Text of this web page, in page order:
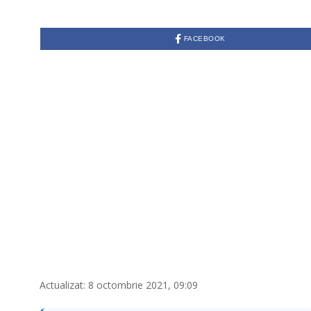
FACEBOOK
Actualizat: 8 octombrie 2021, 09:09